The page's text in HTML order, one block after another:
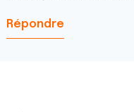
Répondre